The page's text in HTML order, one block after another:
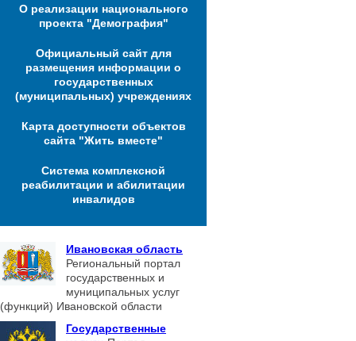
О реализации национального
проекта "Демография"
Официальный сайт для
размещения информации о
государственных
(муниципальных) учреждениях
Карта доступности объектов
сайта "Жить вместе"
Система комплексной
реабилитации и абилитации
инвалидов
Ивановская область
Региональный портал
государственных и
муниципальных услуг
(функций) Ивановской области
Государственные